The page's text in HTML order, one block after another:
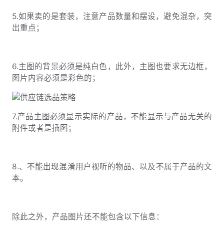
5.如果卖的是套装，注意产品数量和摆设，避免混杂，突
出重点；
6.主图的背景必须是纯白色，此外，主图也要求无边框，
图片内容必须是彩色的；
7.产品主图必须显示实际的产品，不能显示与产品无关的
附件或者是插图；
8.、不能出现混淆用户视听的物品、以及不属于产品的文
本。
除此之外，产品图片还不能包含以下信息：